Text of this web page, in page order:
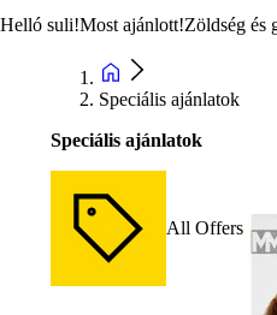
Helló suli!Most ajánlott!Zöldség és
Speciális ajánlatok
Speciális ajánlatok
All Offers